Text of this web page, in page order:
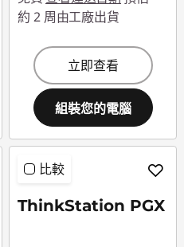
約 2 周由工廠出貨
立即查看
組裝您的電腦
比較
ThinkStation PGX